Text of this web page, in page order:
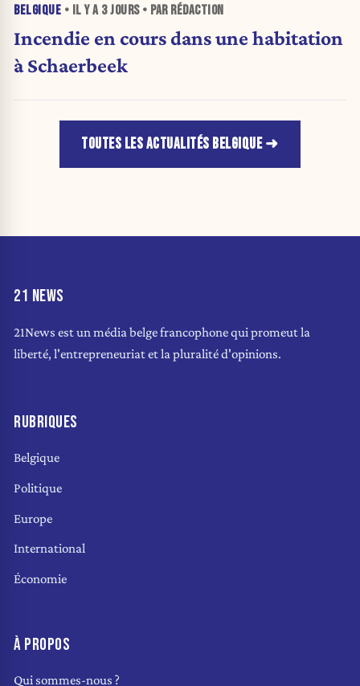
BELGIQUE • IL Y A 3 JOURS• PAR RÉDACTION
Incendie en cours dans une habitation
à Schaerbeek
TOUTES LES ACTUALITÉS BELGIQUE
21 NEWS
21News est un média belge francophone qui promeut la
liberté, l'entrepreneuriat et la pluralité d'opinions.
RUBRIQUES
Belgique
Politique
Europe
International
Économie
À PROPOS
Qui sommes-nous ?